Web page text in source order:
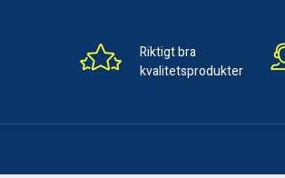
Riktigt bra
kvalitetsprodukter